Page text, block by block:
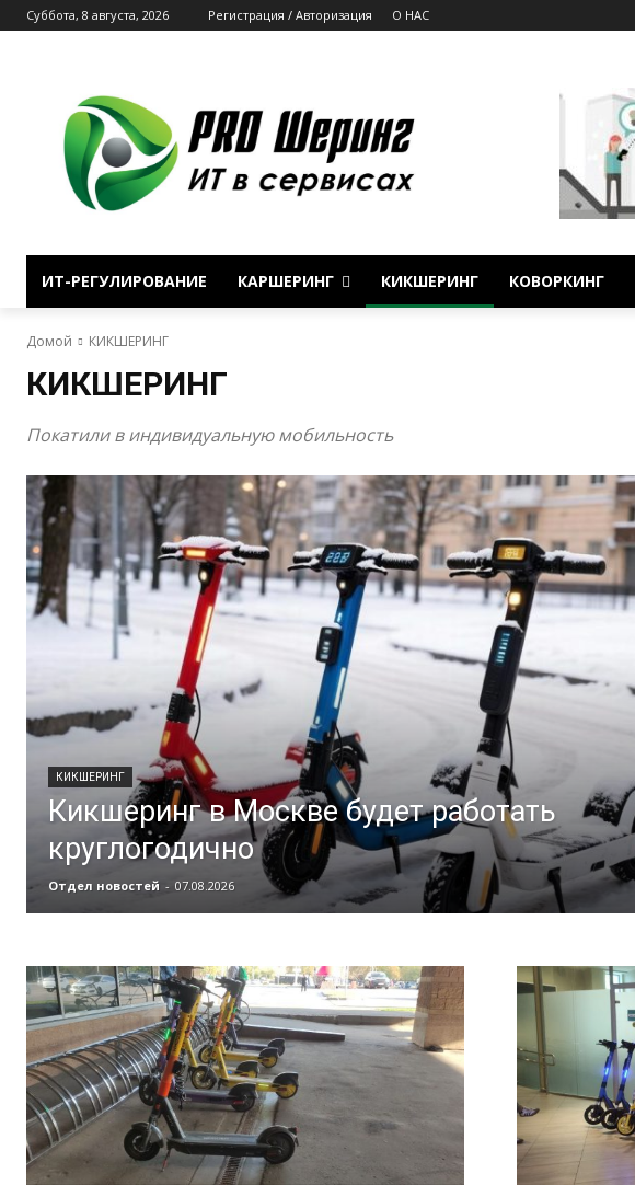
Суббота, 8 августа, 2026 Регистрация / Авторизация О НАС
ИТ-РЕГУЛИРОВАНИЕ КАРШЕРИНГ КИКШЕРИНГ КОВОРКИНГ
Домой КИКШЕРИНГ
КИКШЕРИНГ
Покатили в индивидуальную мобильность
КИКШЕРИНГ
Кикшеринг в Москве будет работать
круглогодично
Отдел новостей - 07.08.2026